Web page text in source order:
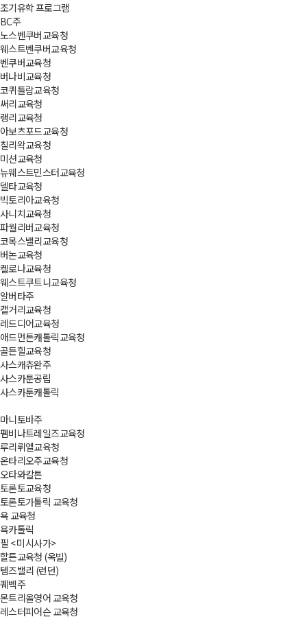
조기유학 프로그램
BC주
노스벤쿠버교육청
웨스트벤쿠버교육청
벤쿠버교육청
버나비교육청
코퀴틀람교육청
써리교육청
랭리교육청
아보츠포드교육청
칠리왁교육청
미션교육청
뉴웨스트민스터교육청
델타교육청
빅토리아교육청
사니치교육청
파월리버교육청
코목스밸리교육청
버논교육청
켈로나교육청
웨스트쿠트니교육청
알버타주
캘거리교육청
레드디어교육청
애드먼튼캐톨릭교육청
골든힐교육청
사스캐츄완주
사스카툰공립
사스카툰캐톨릭
마니토바주
펨비나트레일즈교육청
루리뤼엘교육청
온타리오주교육청
오타와칼튼
토론토교육청
토론토가톨릭 교육청
욕 교육청
욕카톨릭
필 < 미시사가>
할튼교육청 (옥빌)
템즈밸리 (런던)
퀘벡주
몬트리올영어 교육청
레스터피어슨 교육청